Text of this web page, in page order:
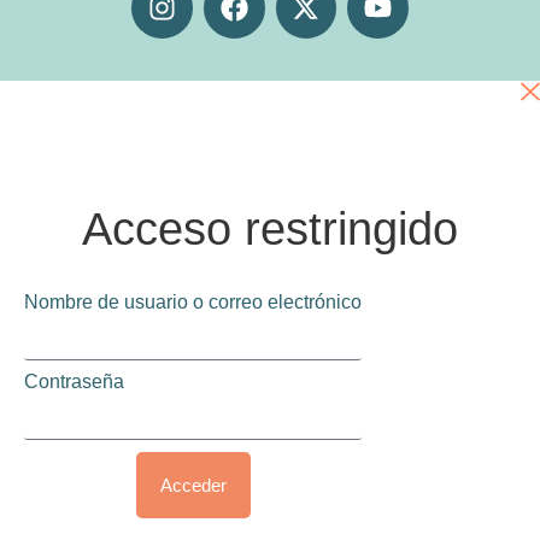
Acceso restringido
Nombre de usuario o correo electrónico
Contraseña
Acceder